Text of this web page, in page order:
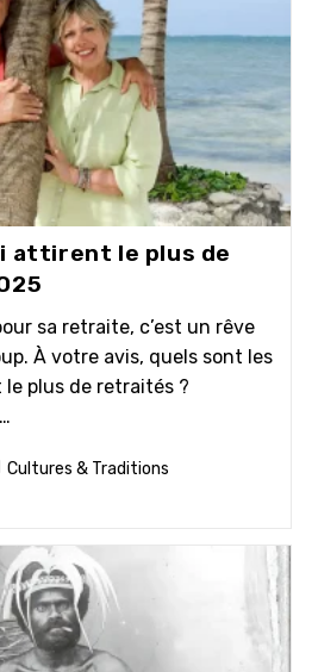
attirent le plus de
sa retraite, c’est un rêve
À votre avis, quels sont les
plus de retraités ?
Cultures & Traditions